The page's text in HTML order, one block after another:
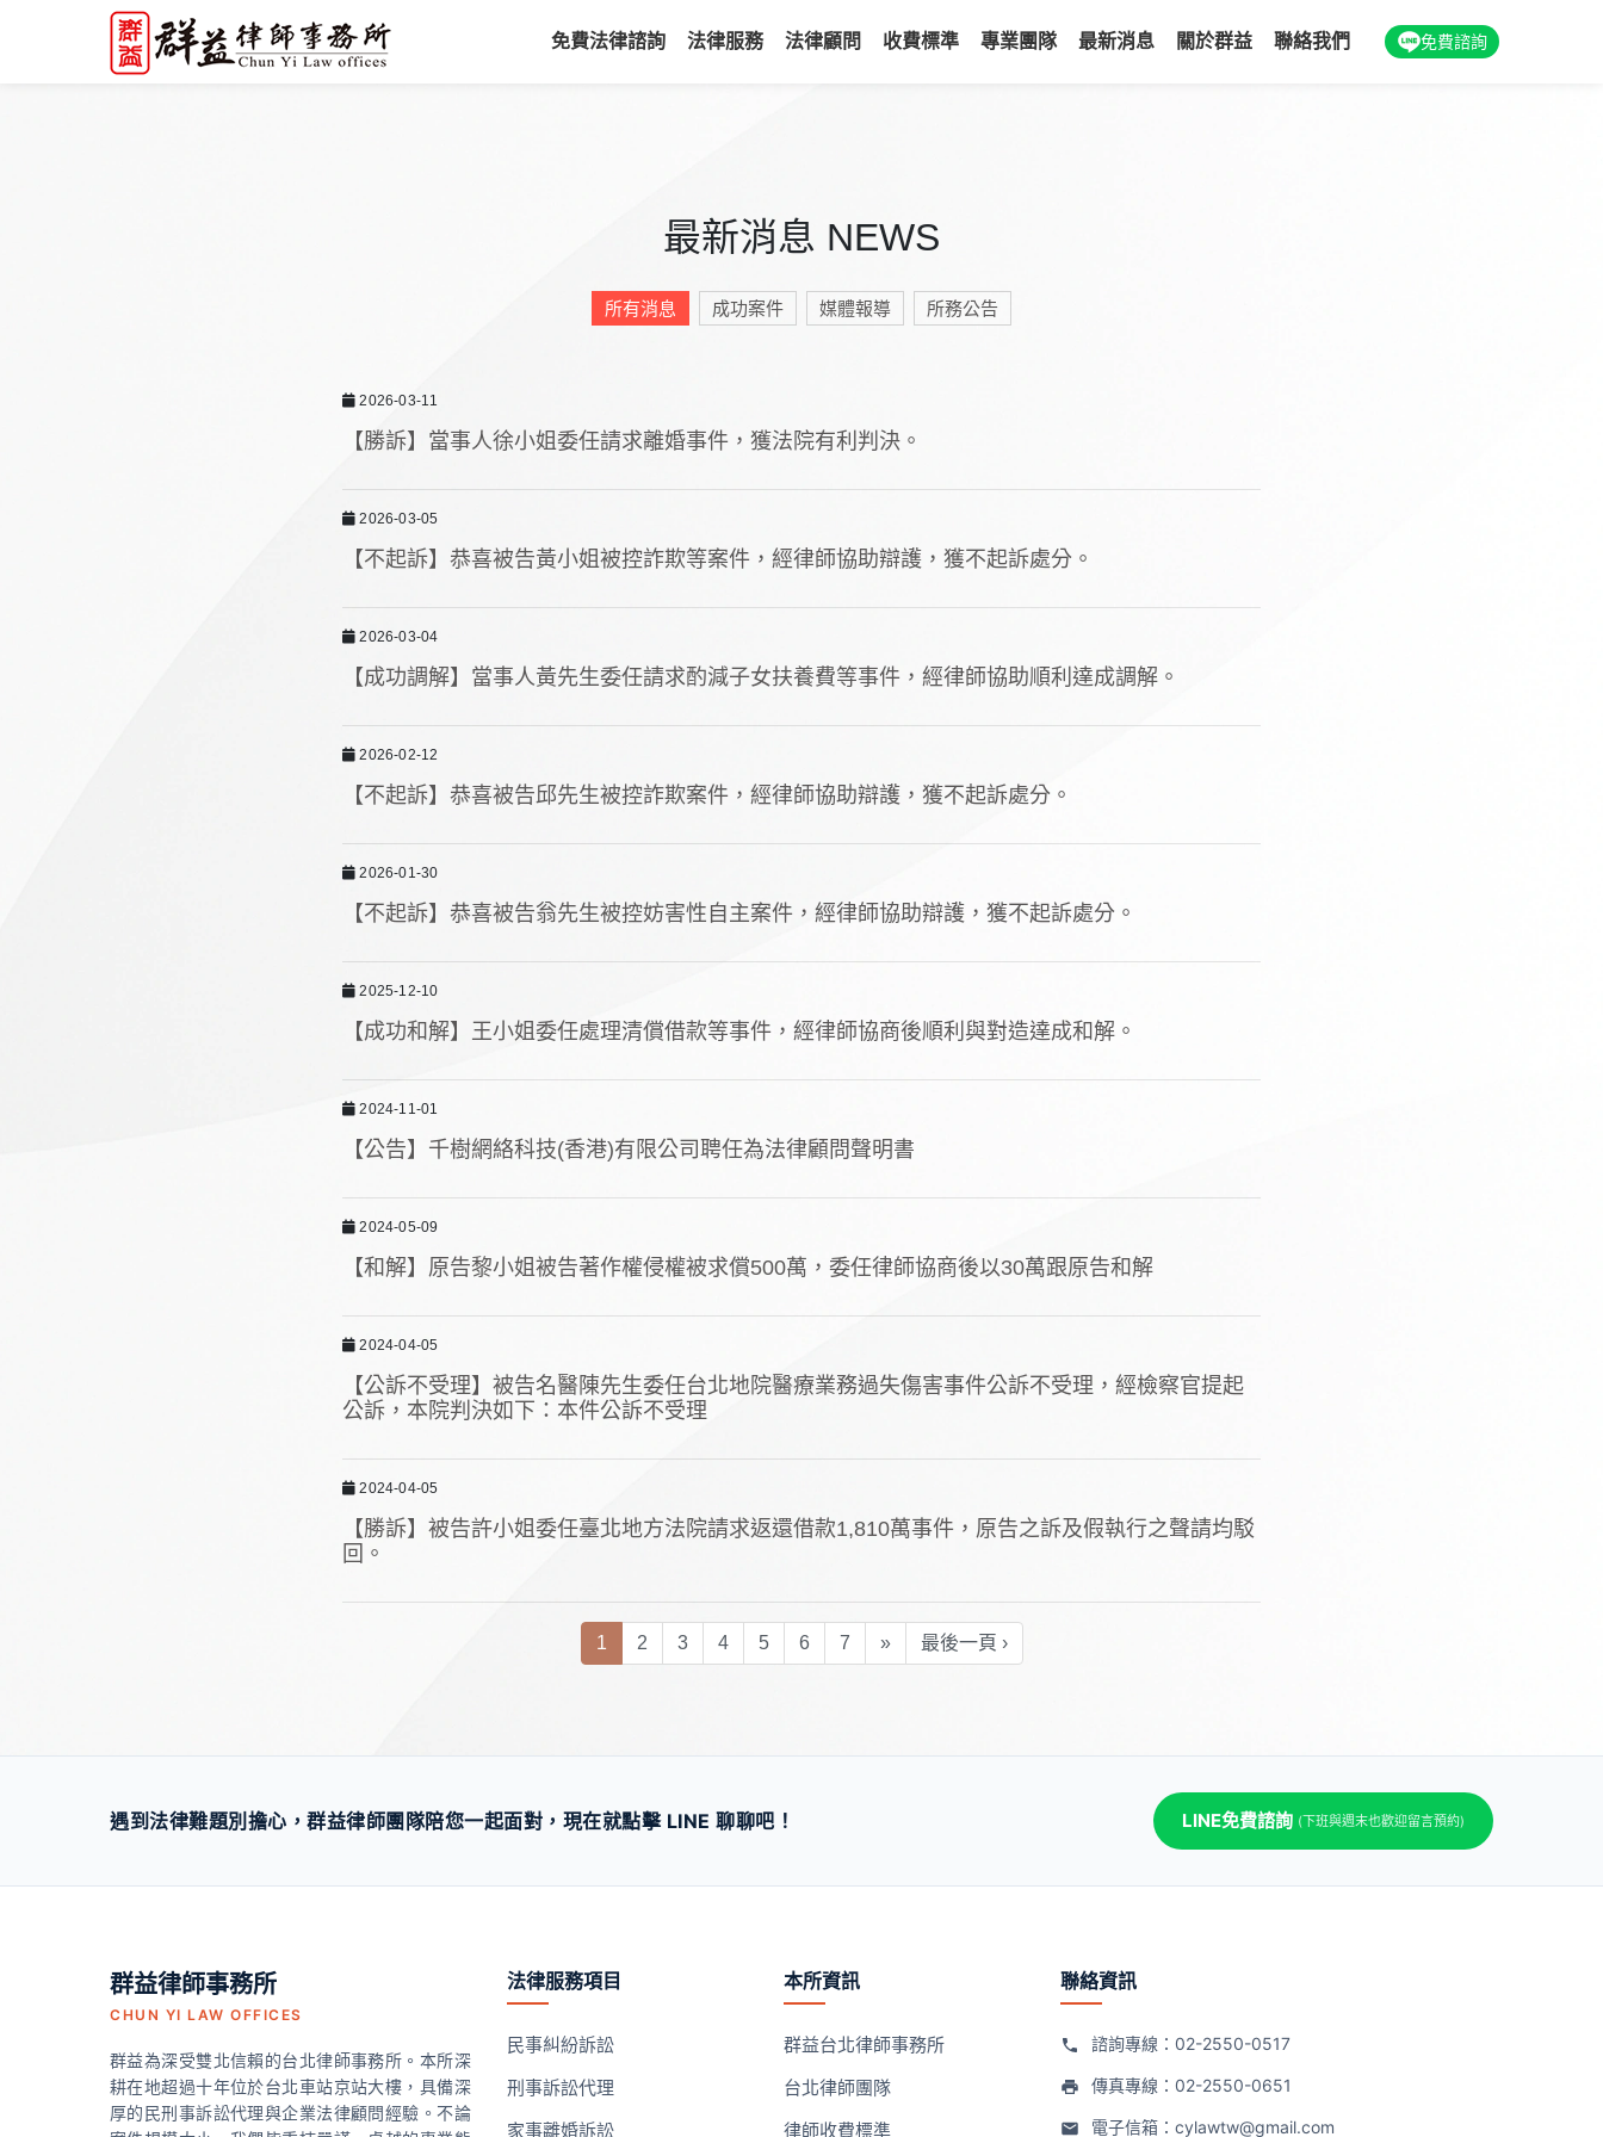
免費法律諮詢 法律服務 法律顧問 收費標準 專業團隊 最新消息 關於群益 聯絡我們 免費諮詢
最新消息 NEWS
所有消息 成功案件 媒體報導 所務公告
2026-03-11
【勝訴】當事人徐小姐委任請求離婚事件，獲法院有利判決。
2026-03-05
【不起訴】恭喜被告黃小姐被控詐欺等案件，經律師協助辯護，獲不起訴處分。
2026-03-04
【成功調解】當事人黃先生委任請求酌減子女扶養費等事件，經律師協助順利達成調解。
2026-02-12
【不起訴】恭喜被告邱先生被控詐欺案件，經律師協助辯護，獲不起訴處分。
2026-01-30
【不起訴】恭喜被告翁先生被控妨害性自主案件，經律師協助辯護，獲不起訴處分。
2025-12-10
【成功和解】王小姐委任處理清償借款等事件，經律師協商後順利與對造達成和解。
2024-11-01
【公告】千樹網絡科技(香港)有限公司聘任為法律顧問聲明書
2024-05-09
【和解】原告黎小姐被告著作權侵權被求償500萬，委任律師協商後以30萬跟原告和解
2024-04-05
【公訴不受理】被告名醫陳先生委任台北地院醫療業務過失傷害事件公訴不受理，經檢察官提起
公訴，本院判決如下：本件公訴不受理
2024-04-05
【勝訴】被告許小姐委任臺北地方法院請求返還借款1,810萬事件，原告之訴及假執行之聲請均駁
回。
1 (current)
2 3 4 5 6 7 » 最後一頁 ›
遇到法律難題別擔心，群益律師團隊陪您一起面對，現在就點擊 LINE 聊聊吧！ LINE免費諮詢 (下班與週末也歡迎留言預約)
群益律師事務所
CHUN YI LAW OFFICES
群益為深受雙北信賴的台北律師事務所。本所深
耕在地超過十年位於台北車站京站大樓，具備深
厚的民刑事訴訟代理與企業法律顧問經驗。不論
法律服務項目
民事糾紛訴訟
刑事訴訟代理
家事離婚訴訟
本所資訊
群益台北律師事務所
台北律師團隊
律師收費標準
聯絡資訊
諮詢專線： 02-2550-0517
傳真專線：02-2550-0651
電子信箱： cylawtw@gmail.com